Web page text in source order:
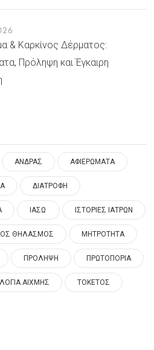
& Καρκίνος Δέρματος:
Πρόληψη και Έγκαιρη
ΑΝΔΡΑΣ ΑΦΙΕΡΩΜΑΤΑ
ΔΙΑΤΡΟΦΗ
ΙΑΣΩ ΙΣΤΟΡΙΕΣ ΙΑΤΡΩΝ
ΘΗΛΑΣΜΟΣ ΜΗΤΡΟΤΗΤΑ
ΠΡΟΛΗΨΗ ΠΡΩΤΟΠΟΡΙΑ
ΑΙΧΜΗΣ ΤΟΚΕΤΟΣ